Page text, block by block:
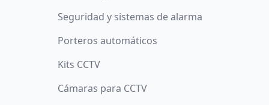
Seguridad y sistemas de alarma
Porteros automáticos
Kits CCTV
Cámaras para CCTV